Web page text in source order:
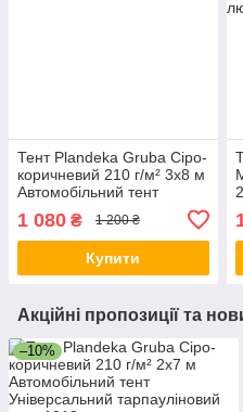
Тент Plandeka Gruba Сіро-
коричневий 210 г/м² 3х8 м
Автомобільний тент
1 080 ₴ 1 200 ₴
Купити
Акційні пропозиції та
–10%